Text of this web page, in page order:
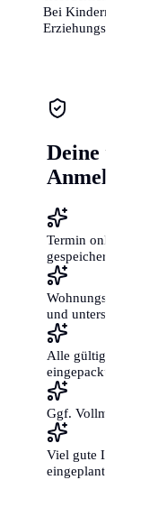
Bei Kindern unter
Deine
Anmeldung
Termin online
gespeichert?
und unterschrieben?
Alle gültigen
eingepackt?
Ggf. Vollmachten
Viel gute Laune
eingeplant?